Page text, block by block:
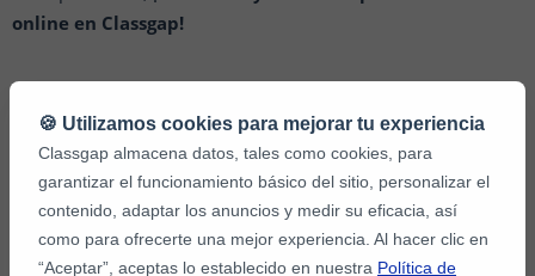
online en Classgap!
Otros artículos relacionados que te interesarán:
Las clases online: una actividad imprescindible para
completar tu rutina
🍪 Utilizamos cookies para mejorar tu experiencia
Classgap almacena datos, tales como cookies, para
garantizar el funcionamiento básico del sitio, personalizar el
contenido, adaptar los anuncios y medir su eficacia, así
como para ofrecerte una mejor experiencia. Al hacer clic en
“Aceptar”, aceptas lo establecido en nuestra Política de